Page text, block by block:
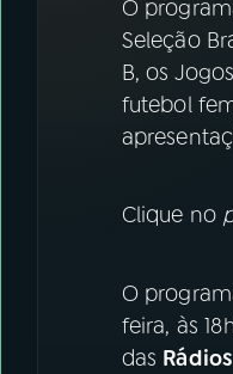
YouTube
Instagram
O
Seleção
B, os
futebol
Clique no
O
feira, às
das